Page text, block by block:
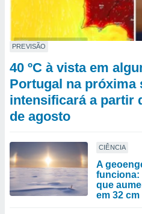
PREVISÃO
40 ºC à vista em
Portugal na próxima
intensificará a partir
de agosto
CIÊNCIA
A
funciona:
que
em 32 cm